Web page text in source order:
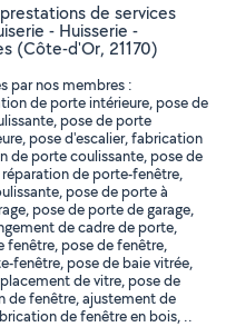
de services
- Huisserie -
(Côte-d'Or, 21170)
par nos membres :
de porte intérieure, pose de
pose de porte
pose d'escalier, fabrication
de porte coulissante, pose de
de porte-fenêtre,
pose de porte à
pose de porte de garage,
de cadre de porte,
fenêtre, pose de fenêtre,
fenêtre, pose de baie vitrée,
de vitre, pose de
de fenêtre, ajustement de
de fenêtre en bois, ..